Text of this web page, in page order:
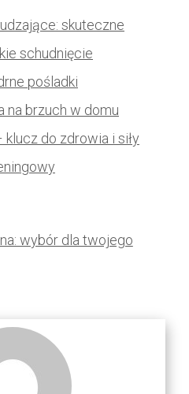
skuteczne
schudnięcie
pośladki
na brzuch w domu
klucz do zdrowia i siły
wybór dla twojego